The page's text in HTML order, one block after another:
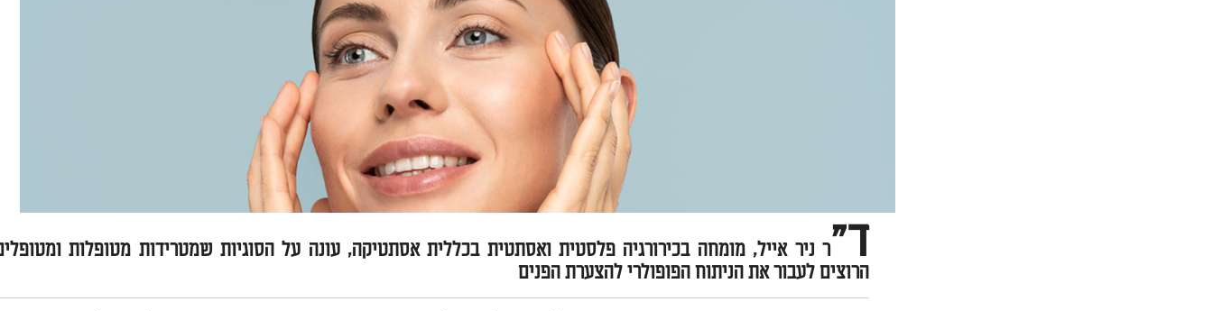
ד"ר ניר אייל, מומחה בכירורגיה פלסטית ואסתטית בכללית אסתטיקה, עונה על הסוגיות שמטרידות מטופלות
הרוצים לעבור את הניתוח הפופולרי להצערת הפנים